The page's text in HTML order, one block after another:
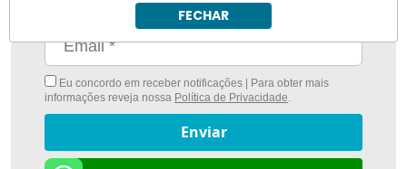
Eu concordo em receber notificações | Para obter mais
informações reveja nossa Política de Privacidade
Enviar
FECHAR